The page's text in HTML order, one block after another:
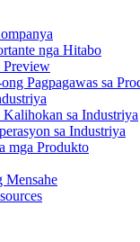
nga Hitabo
Pagpagawas sa
Kalihokan sa Industriya
sa Industriya
mga Produkto
Mensahe